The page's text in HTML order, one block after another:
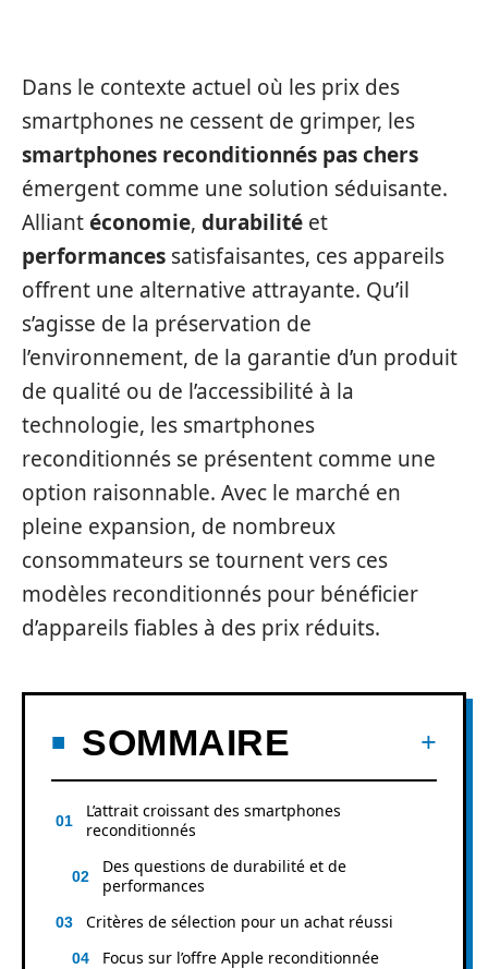
Dans le contexte actuel où les prix des
smartphones ne cessent de grimper, les
smartphones reconditionnés pas chers
émergent comme une solution séduisante.
Alliantéconomie, durabilité et
performances satisfaisantes, ces appareils
offrent une alternative attrayante. Qu’il
s’agisse de la préservation de
l’environnement, de la garantie d’un produit
de qualité ou de l’accessibilité à la
technologie, les smartphones
reconditionnés se présentent comme une
option raisonnable. Avec le marché en
pleine expansion, de nombreux
consommateurs se tournent vers ces
modèles reconditionnés pour bénéficier
d’appareils fiables à des prix réduits.
SOMMAIRE
L’attrait croissant des smartphones
reconditionnés
Des questions de durabilité et de
performances
Critères de sélection pour un achat réussi
Focus sur l’offre Apple reconditionnée